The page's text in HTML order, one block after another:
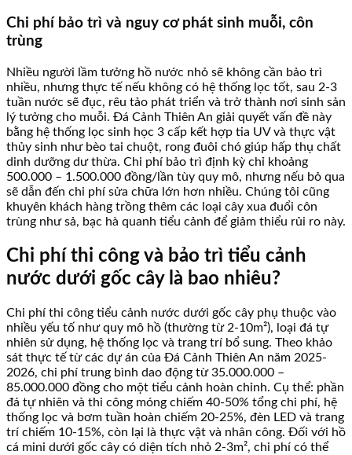
Chi phí bảo trì và nguy cơ phát sinh muỗi, côn
trùng
Nhiều người lầm tưởng hồ nước nhỏ sẽ không cần bảo trì
nhiều, nhưng thực tế nếu không có hệ thống lọc tốt, sau 2-3
tuần nước sẽ đục, rêu tảo phát triển và trở thành nơi sinh sản
lý tưởng cho muỗi. Đá Cảnh Thiên An giải quyết vấn đề này
bằng hệ thống lọc sinh học 3 cấp kết hợp tia UV và thực vật
thủy sinh như bèo tai chuột, rong đuôi chó giúp hấp thụ chất
dinh dưỡng dư thừa. Chi phí bảo trì định kỳ chỉ khoảng
500.000 – 1.500.000 đồng/lần tùy quy mô, nhưng nếu bỏ qua
sẽ dẫn đến chi phí sửa chữa lớn hơn nhiều. Chúng tôi cũng
khuyên khách hàng trồng thêm các loại cây xua đuổi côn
trùng như sả, bạc hà quanh tiểu cảnh để giảm thiểu rủi ro này.
Chi phí thi công và bảo trì tiểu cảnh
nước dưới gốc cây là bao nhiêu?
Chi phí thi công tiểu cảnh nước dưới gốc cây phụ thuộc vào
nhiều yếu tố như quy mô hồ (thường từ 2-10m²), loại đá tự
nhiên sử dụng, hệ thống lọc và trang trí bổ sung. Theo khảo
sát thực tế từ các dự án của Đá Cảnh Thiên An năm 2025-
2026, chi phí trung bình dao động từ 35.000.000 –
85.000.000 đồng cho một tiểu cảnh hoàn chỉnh. Cụ thể: phần
đá tự nhiên và thi công móng chiếm 40-50% tổng chi phí, hệ
thống lọc và bơm tuần hoàn chiếm 20-25%, đèn LED và trang
trí chiếm 10-15%, còn lại là thực vật và nhân công. Đối với hồ
cá mini dưới gốc cây có diện tích nhỏ 2-3m², chi phí có thể